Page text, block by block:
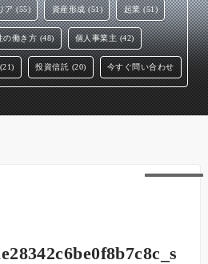
ア (55) 資産形成 (51) 起業 (51)
の働き方 (48) 個人事業主 (42)
投資信託 (20) 今すぐ問い合わせ